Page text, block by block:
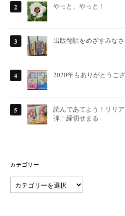
やっと、やっと！
出版翻訳をめざすみな
2020年もありがとうご
読んであてよう！リリ
弾！締切せまる
カテゴリー
テ